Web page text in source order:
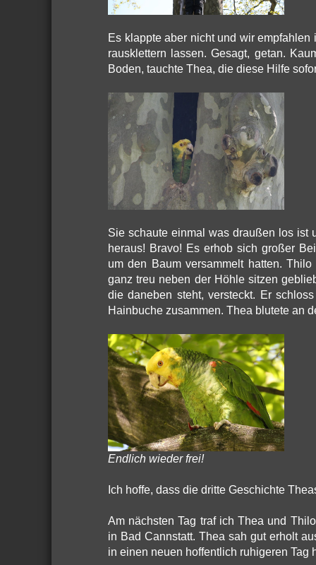
Es klappte aber nicht und wir
rausklettern lassen. Gesagt, getan.
Boden, tauchte Thea, die diese Hilfe
Sie schaute einmal was draußen los ist
heraus! Bravo! Es erhob sich großer
um den Baum versammelt hatten.
ganz treu neben der Höhle sitzen
die daneben steht, versteckt. Er
Hainbuche zusammen. Thea blutete an
Endlich wieder frei!
Ich hoffe, dass die dritte Geschichte
Am nächsten Tag traf ich Thea und
in Bad Cannstatt. Thea sah gut erholt
in einen neuen hoffentlich ruhigeren Tag